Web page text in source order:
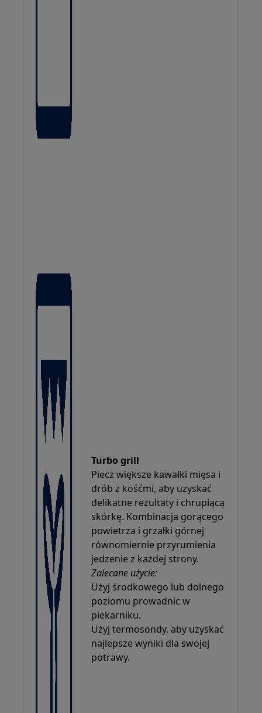
Turbo grill
Piecz większe kawałki mięsa i
drób z kośćmi, aby uzyskać
delikatne rezultaty i chrupiącą
skórkę. Kombinacja gorącego
powietrza i grzałki górnej
równomiernie przyrumienia
jedzenie z każdej strony.
Zalecane użycie:
Użyj środkowego lub dolnego
poziomu prowadnic w
piekarniku.
Użyj termosondy, aby uzyskać
najlepsze wyniki dla swojej
potrawy.